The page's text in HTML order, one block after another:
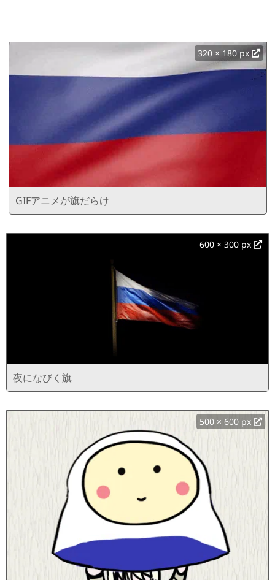
320 × 180 px
GIFアニメが旗だらけ
600 × 300 px
夜になびく旗
500 × 600 px